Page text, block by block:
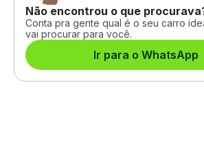
Não encontrou o que
Conta pra gente qual é o seu carro
vai procurar para você.
Ir para o WhatsApp